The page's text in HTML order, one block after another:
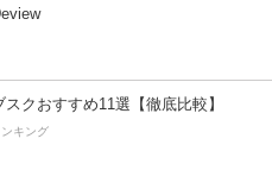
クおすすめ11選【徹底比較】
キング